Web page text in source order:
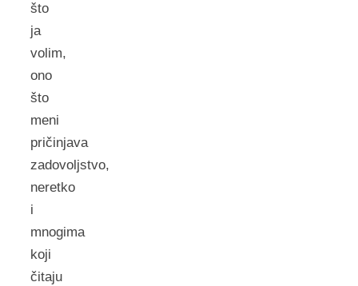
što
ja
volim,
ono
što
meni
pričinjava
zadovoljstvo,
neretko
i
mnogima
koji
čitaju